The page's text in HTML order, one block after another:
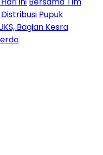
Pupuk
Bagian Kesra